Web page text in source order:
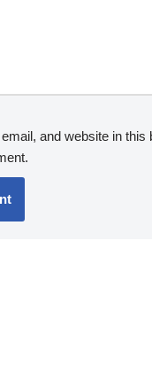
and website in this